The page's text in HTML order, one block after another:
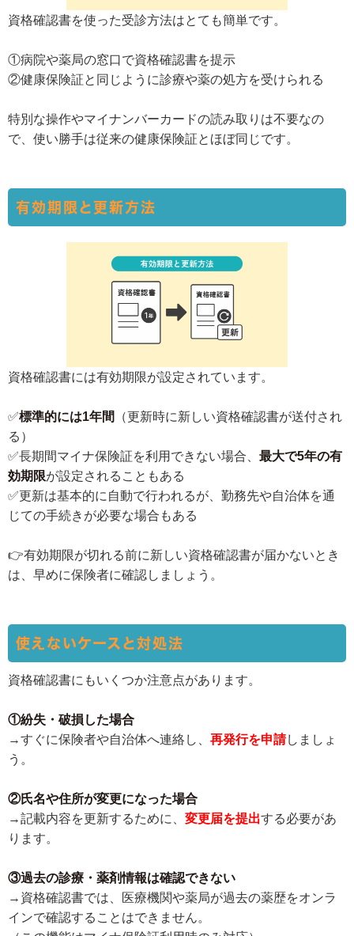
資格確認書を使った受診方法はとても簡単です。
①病院や薬局の窓口で資格確認書を提示
②健康保険証と同じように診療や薬の処方を受けられる
特別な操作やマイナンバーカードの読み取りは不要なの
で、使い勝手は従来の健康保険証とほぼ同じです。
有効期限と更新方法
資格確認書には有効期限が設定されています。
✅標準的には1年間
（更新時に新しい資格確認書が送付され
る）
✅長期間マイナ保険証を利用できない場合、 最大で5年の有
効期限が設定されることもある
✅更新は基本的に自動で行われるが、勤務先や自治体を通
じての手続きが必要な場合もある
👉有効期限が切れる前に新しい資格確認書が届かないとき
は、早めに保険者に確認しましょう。
使えないケースと対処法
資格確認書にもいくつか注意点があります。
①紛失・破損した場合
→すぐに保険者や自治体へ連絡し、 再発行を申請しましょ
う。
②氏名や住所が変更になった場合
→記載内容を更新するために、 変更届を提出する必要があ
ります。
③過去の診療・薬剤情報は確認できない
→資格確認書では、医療機関や薬局が過去の薬歴をオンラ
インで確認することはできません。